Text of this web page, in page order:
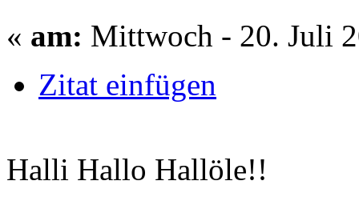
« am: Mittwoch - 20. Juli
Zitat einfügen
Halli Hallo Hallöle!!